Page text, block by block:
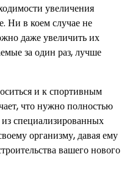
увеличения
Ни в коем случае не
даже увеличить их
за один раз, лучше
и к спортивным
что нужно полностью
специализированных
организму, давая ему
вашего нового